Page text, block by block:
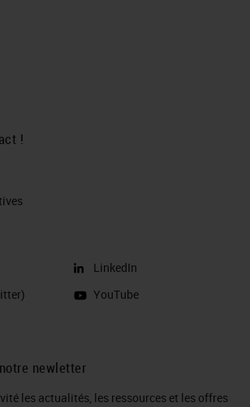
!
LinkedIn
YouTube
newletter
les actualités, les ressources et les offres